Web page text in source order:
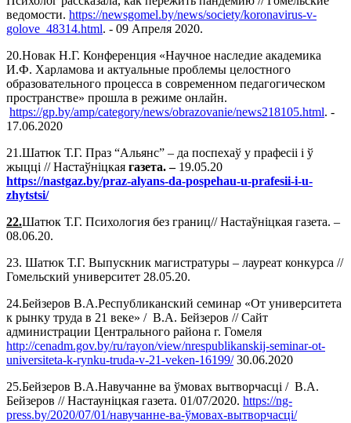
ведомости. https://newsgomel.by/news/society/koronavirus-v-
golove_48314.html. - 09 Апреля 2020.
20.Новак Н.Г. Конференция «Научное наследие академика
И.Ф. Харламова и актуальные проблемы целостного
образовательного процесса в современном педагогическом
пространстве» прошла в режиме онлайн.
https://gp.by/amp/category/news/obrazovanie/news218105.html. -
17.06.2020
21.Шатюк Т.Г. Праз “Альянс” – да поспехаў у прафесіі і ў
жыцці // Настаўніцкая газета. – 19.05.20
https://nastgaz.by/praz-alyans-da-pospehau-u-prafesii-i-u-
zhytstsi/
22.Шатюк Т.Г. Психология без границ// Настаўніцкая газета. –
08.06.20.
23. Шатюк Т.Г. Выпускник магистратуры – лауреат конкурса //
Гомельский университет 28.05.20.
24.Бейзеров В.А.Республиканский семинар «От университета
к рынку труда в 21 веке» / В.А. Бейзеров // Сайт
администрации Центрального района г. Гомеля
http://cenadm.gov.by/ru/rayon/view/nrespublikanskij-seminar-ot-
universiteta-k-rynku-truda-v-21-veken-16199/30.06.2020
25.Бейзеров В.А.Навучанне ва ўмовах вытворчасці / В.А.
Бейзеров // Настаунiцкая газета. 01/07/2020. https://ng-
press.by/2020/07/01/навучанне-ва-ўмовах-вытворчасці/